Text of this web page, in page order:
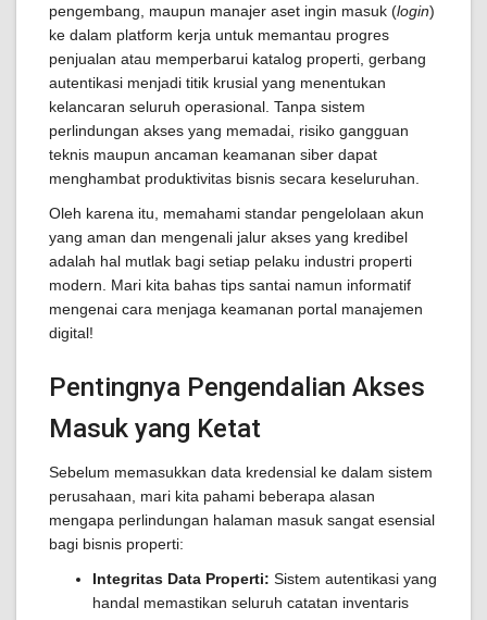
pengembang, maupun manajer aset ingin masuk (login)
ke dalam platform kerja untuk memantau progres
penjualan atau memperbarui katalog properti, gerbang
autentikasi menjadi titik krusial yang menentukan
kelancaran seluruh operasional. Tanpa sistem
perlindungan akses yang memadai, risiko gangguan
teknis maupun ancaman keamanan siber dapat
menghambat produktivitas bisnis secara keseluruhan.
Oleh karena itu, memahami standar pengelolaan akun
yang aman dan mengenali jalur akses yang kredibel
adalah hal mutlak bagi setiap pelaku industri properti
modern. Mari kita bahas tips santai namun informatif
mengenai cara menjaga keamanan portal manajemen
digital!
Pentingnya Pengendalian Akses
Masuk yang Ketat
Sebelum memasukkan data kredensial ke dalam sistem
perusahaan, mari kita pahami beberapa alasan
mengapa perlindungan halaman masuk sangat esensial
bagi bisnis properti:
Integritas Data Properti: Sistem autentikasi yang
handal memastikan seluruh catatan inventaris